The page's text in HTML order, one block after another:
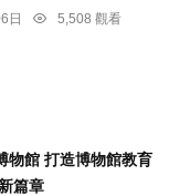
日
5,508 觀看
物館 打造博物館教育
篇章